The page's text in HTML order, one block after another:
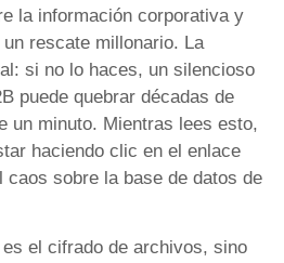
la información corporativa y
rescate millonario. La
si no lo haces, un silencioso
puede quebrar décadas de
un minuto. Mientras lees esto,
haciendo clic en el enlace
caos sobre la base de datos de
el cifrado de archivos, sino